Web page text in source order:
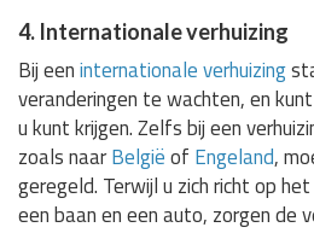
4. Internationale verhuizing
Bij eeninternationale verhuizing
veranderingen te wachten, en
u kunt krijgen. Zelfs bij een
zoals naarBelgiëof Engeland,
geregeld. Terwijl u zich richt op
een baan en een auto, zorgen de